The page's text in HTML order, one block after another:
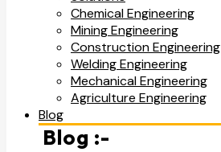
Chemical Engineering
Mining Engineering
Construction Engineering
Welding Engineering
Mechanical Engineering
Agriculture Engineering
Blog
Blog :-